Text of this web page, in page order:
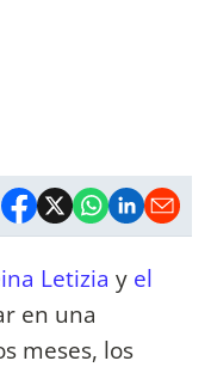
Letizia y el
en una
meses, los